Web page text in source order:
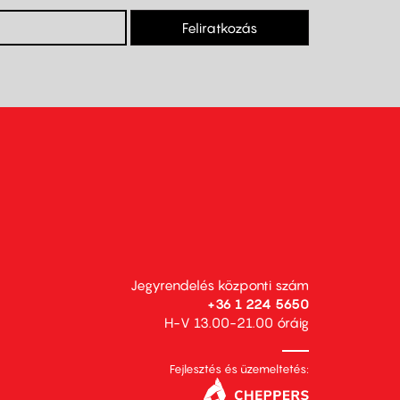
Feliratkozás
Jegyrendelés központi szám
+36 1 224 5650
H-V 13.00-21.00 óráig
Fejlesztés és üzemeltetés: